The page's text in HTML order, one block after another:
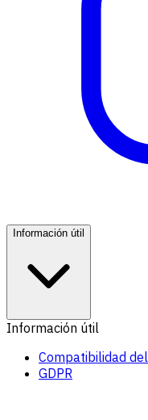
Información útil
Información útil
Compatibilidad
GDPR